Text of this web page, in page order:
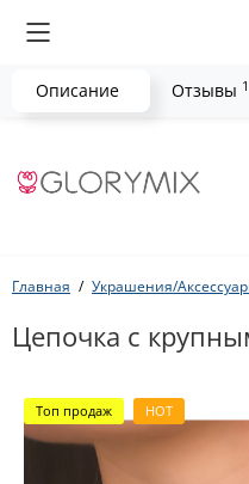
Главная Украшения/
Цепочка с
Топ продаж HOT
Описание Отзывы 1